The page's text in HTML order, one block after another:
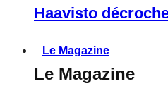
Haavisto
Le Magazine
Le Magazine